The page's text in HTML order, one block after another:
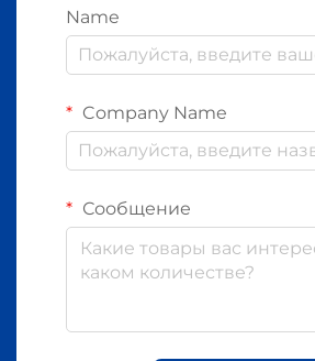
Name
Company Name
Сообщение